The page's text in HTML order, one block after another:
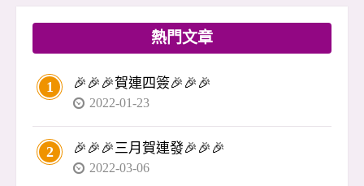
3、3、1」付款（訂金、開工、叫料、尾款）是慣
例，殊不知風險極高：錢進了對方口袋，工程卻
隨時可能停擺。 🔑 忠政提醒： 👉 裝修應依「階
搭配銀行信託，驗收後才撥款，避免資金被挪
用。 買房不是結束，而是另一個開始。裝修、驗
收、入住，每一步都涉及錢與自身權益，沒有專
業把關，很容易出問題。 買房應該是喜事，不該
變成惡夢。 我是李忠政，如果你在交屋或裝修遇
熱門文章
1 🎉🎉🎉賀連四簽🎉🎉🎉
2022-01-23
2 🎉🎉🎉三月賀連發🎉🎉🎉
2022-03-06